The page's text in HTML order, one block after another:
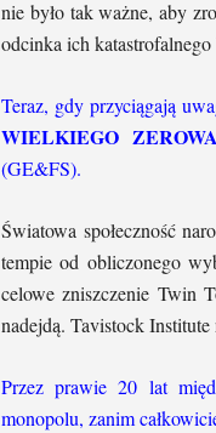
nie było tak ważne, aby
odcinka ich
Teraz, gdy przyciągają
WIELKIEGO
(GE&FS).
Światowa społeczność
tempie od obliczonego
celowe zniszczenie Twin
nadejdą. Tavistock
Przez prawie 20 lat
monopolu, zanim